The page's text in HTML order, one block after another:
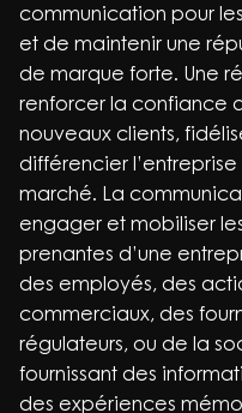
communication pour
et de maintenir une
de marque forte. Une
renforcer la confiance
nouveaux clients,
différencier l’entreprise
marché. La
engager et mobiliser
prenantes d’une
des employés, des
commerciaux, des
régulateurs, ou de la
fournissant des
des expériences